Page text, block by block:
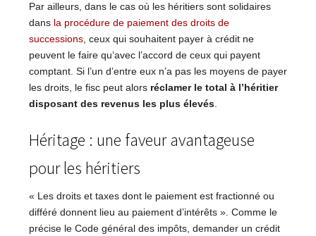
Par ailleurs, dans le cas où les héritiers sont solidaires
dans la procédure de paiement des droits de
successions, ceux qui souhaitent payer à crédit ne
peuvent le faire qu’avec l’accord de ceux qui payent
comptant. Si l’un d’entre eux n’a pas les moyens de payer
les droits, le fisc peut alors réclamer le total à l’héritier
disposant des revenus les plus élevés.
Héritage : une faveur avantageuse
pour les héritiers
« Les droits et taxes dont le paiement est fractionné ou
différé donnent lieu au paiement d’intérêts ». Comme le
précise le Code général des impôts, demander un crédit